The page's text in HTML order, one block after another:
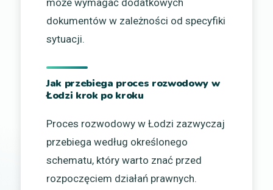
dokumentów w zależności od specyfiki
sytuacji.
Jak przebiega proces rozwodowy w
Łodzi krok po kroku
Proces rozwodowy w Łodzi zazwyczaj
przebiega według określonego
schematu, który warto znać przed
rozpoczęciem działań prawnych.